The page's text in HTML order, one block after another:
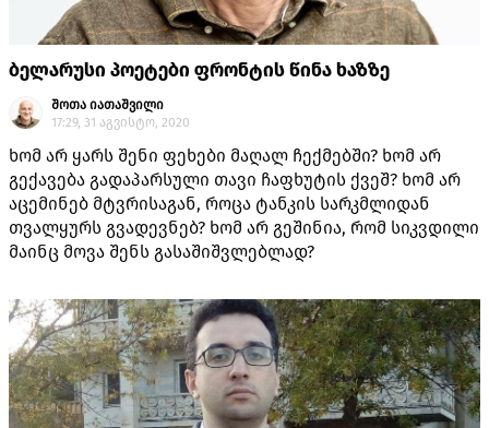
ბელარუსი პოეტები ფრონტის წინა ხაზზე
შოთა იათაშვილი
17:29, 31 აგვისტო, 2020
ხომ არ ყარს შენი ფეხები მაღალ ჩექმებში? ხომ არ
გექავება გადაპარსული თავი ჩაფხუტის ქვეშ? ხომ არ
აცემინებ მტვრისაგან, როცა ტანკის სარკმლიდან
თვალყურს გვადევნებ? ხომ არ გეშინია, რომ სიკვდილი
მაინც მოვა შენს გასაშიშვლებლად?